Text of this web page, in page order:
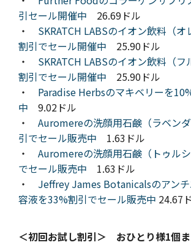
引セール開催中 26.69ドル
・ SKRATCH LABSのイオン飲料（
割引でセール開催中 25.90ドル
・ SKRATCH LABSのイオン飲料（
割引でセール開催中 25.90ドル
・ Paradise Herbsのマキベリーを
中 9.02ドル
・ Auromereの洗顔用石鹸（ラベン
引でセール販売中 1.63ドル
・ Auromereの洗顔用石鹸（トゥル
でセール販売中 1.63ドル
・ Jeffrey James Botanicalsのアン
容液を33%割引でセール販売中 24.67
＜初回お試し割引＞ おひとり様1個